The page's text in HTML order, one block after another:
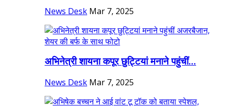
News Desk Mar 7, 2025
अभिनेत्री शायना कपूर छुट्टियां मनाने पहुंचीं...
News Desk Mar 7, 2025